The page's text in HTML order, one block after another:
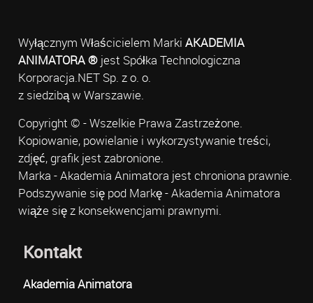
Wyłącznym Właścicielem Marki AKADEMIA
ANIMATORA ®jest Spółka Technologiczna
Korporacja.NET Sp. z o. o.
z siedzibą w Warszawie.
Copyright © - Wszelkie Prawa Zastrzeżone.
Kopiowanie, powielanie i wykorzystywanie treści,
zdjęć, grafik jest zabronione.
Marka - Akademia Animatora jest chroniona prawnie.
Podszywanie się pod Markę - Akademia Animatora
wiąże się z konsekwencjami prawnymi.
Kontakt
Akademia Animatora